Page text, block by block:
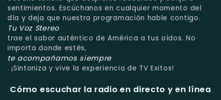
sentimientos. Escúchanos en cualquier momento del
día y deja que nuestra programación hable contigo.
Tu Voz Stereo
trae el sabor auténtico de América a tus oídos. No
importa donde estés,
te acompañamos siempre
. ¡Sintoniza y vive la experiencia de TV Exitos!
Cómo escuchar la radio en directo y en línea